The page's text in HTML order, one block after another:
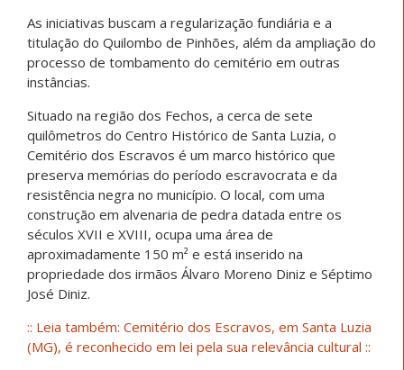
As iniciativas buscam a regularização fundiária e a
titulação do Quilombo de Pinhões, além da ampliação do
processo de tombamento do cemitério em outras
instâncias.
Situado na região dos Fechos, a cerca de sete
quilômetros do Centro Histórico de Santa Luzia, o
Cemitério dos Escravos é um marco histórico que
preserva memórias do período escravocrata e da
resistência negra no município. O local, com uma
construção em alvenaria de pedra datada entre os
séculos XVII e XVIII, ocupa uma área de
aproximadamente 150 m² e está inserido na
propriedade dos irmãos Álvaro Moreno Diniz e Séptimo
José Diniz.
:: Leia também: Cemitério dos Escravos, em Santa Luzia
(MG), é reconhecido em lei pela sua relevância cultural ::